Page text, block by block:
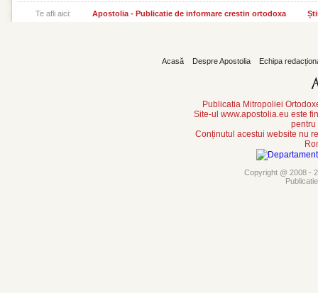
Te afli aici: Apostolia - Publicatie de informare crestin ortodoxa
Acasă Despre Apostolia Echipa
Publicatia Mitropoliei
Site-ul www.apostolia.eu este
pentru
Conținutul acestui website nu
Copyright @ 2008 -